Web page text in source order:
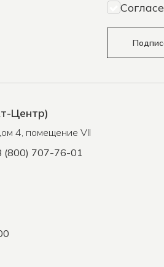
Центр)
4, помещение VII
(800) 707-76-01